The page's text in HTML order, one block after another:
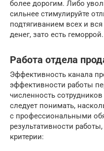
более дорогим. Либо
сильнее стимулируйте
подтягиванием всех и
денег, зато есть геморрой.
Работа отдела
Эффективность канала
эффективности работы
численность
следует понимать,
с профессиональными
результативности
критерии: